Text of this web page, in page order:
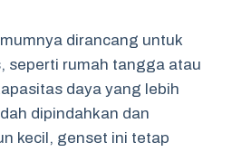
dirancang untuk
seperti rumah tangga atau
daya yang lebih
dipindahkan dan
kecil, genset ini tetap